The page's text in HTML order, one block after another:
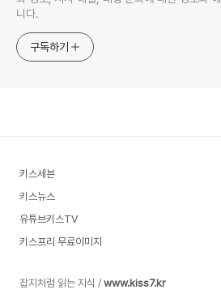
니다.
구독하기
키스세븐
키스뉴스
유튜브키스TV
키스프리 무료이미지
잡지처럼 읽는 지식 / www.kiss7.kr